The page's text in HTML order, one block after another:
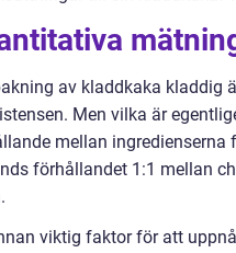
av kladdkaka kladdig
Men vilka är
mellan
förhållandet 1:1 mellan
viktig faktor för att